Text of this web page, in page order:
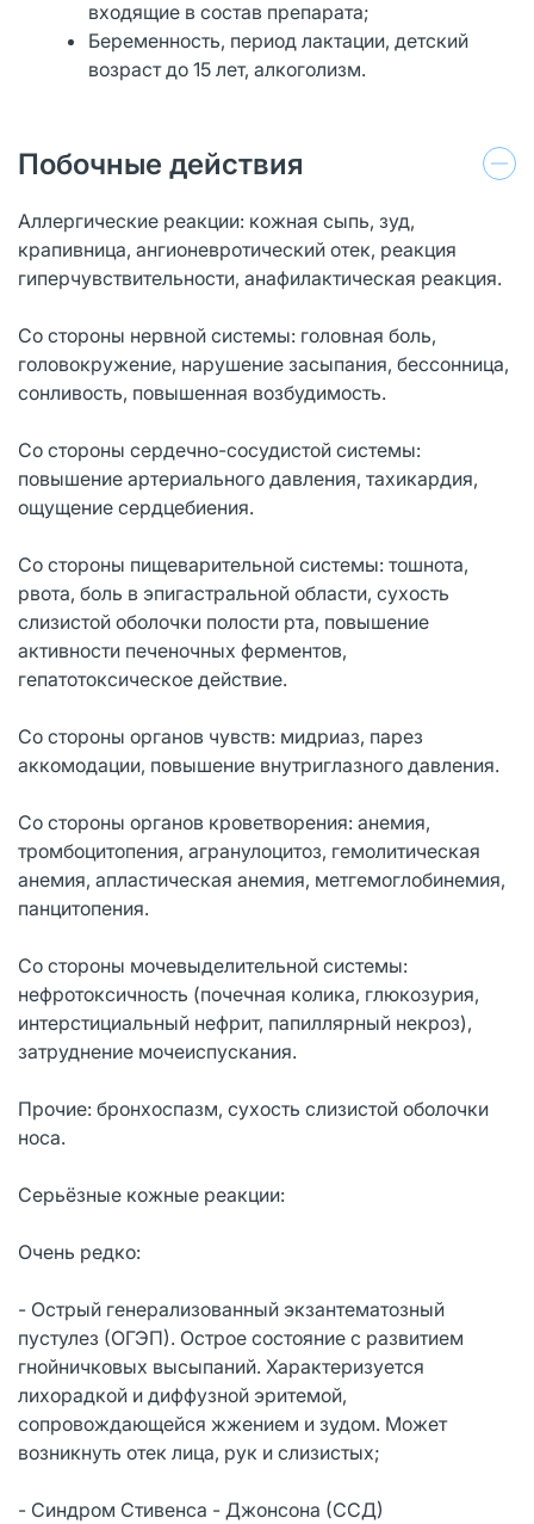
входящие в состав препарата;
Беременность, период лактации, детский
возраст до 15 лет, алкоголизм.
Побочные действия
Аллергические реакции: кожная сыпь, зуд,
крапивница, ангионевротический отек, реакция
гиперчувствительности, анафилактическая реакция.
Со стороны нервной системы: головная боль,
головокружение, нарушение засыпания, бессонница,
сонливость, повышенная возбудимость.
Со стороны сердечно-сосудистой системы:
повышение артериального давления, тахикардия,
ощущение сердцебиения.
Со стороны пищеварительной системы: тошнота,
рвота, боль в эпигастральной области, сухость
слизистой оболочки полости рта, повышение
активности печеночных ферментов,
гепатотоксическое действие.
Со стороны органов чувств: мидриаз, парез
аккомодации, повышение внутриглазного давления.
Со стороны органов кроветворения: анемия,
тромбоцитопения, агранулоцитоз, гемолитическая
анемия, апластическая анемия, метгемоглобинемия,
панцитопения.
Со стороны мочевыделительной системы:
нефротоксичность (почечная колика, глюкозурия,
интерстициальный нефрит, папиллярный некроз),
затруднение мочеиспускания.
Прочие: бронхоспазм, сухость слизистой оболочки
носа.
Серьёзные кожные реакции:
Очень редко:
- Острый генерализованный экзантематозный
пустулез (ОГЭП). Острое состояние с развитием
гнойничковых высыпаний. Характеризуется
лихорадкой и диффузной эритемой,
сопровождающейся жжением и зудом. Может
возникнуть отек лица, рук и слизистых;
- Синдром Стивенса - Джонсона (ССД)